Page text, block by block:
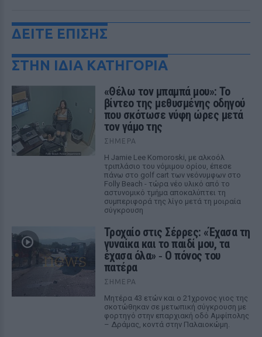
ΔΕΙΤΕ ΕΠΙΣΗΣ
ΣΤΗΝ ΙΔΙΑ ΚΑΤΗΓΟΡΙΑ
«Θέλω τον μπαμπά μου»: Το
βίντεο της μεθυσμένης οδηγού
που σκότωσε νύφη ώρες μετά
τον γάμο της
ΣΉΜΕΡΑ
Η Jamie Lee Komoroski, με αλκοόλ
τριπλάσιο του νόμιμου ορίου, έπεσε
πάνω στο golf cart των νεόνυμφων στο
Folly Beach - τώρα νέο υλικό από το
αστυνομικό τμήμα αποκαλύπτει τη
συμπεριφορά της λίγο μετά τη μοιραία
σύγκρουση
Τροχαίο στις Σέρρες: «Έχασα τη
γυναίκα και το παιδί μου, τα
έχασα όλα» ‑ Ο πόνος του
πατέρα
ΣΉΜΕΡΑ
Μητέρα 43 ετών και ο 21χρονος γιος της
σκοτώθηκαν σε μετωπική σύγκρουση με
φορτηγό στην επαρχιακή οδό Αμφίπολης
– Δράμας, κοντά στην Παλαιοκώμη.